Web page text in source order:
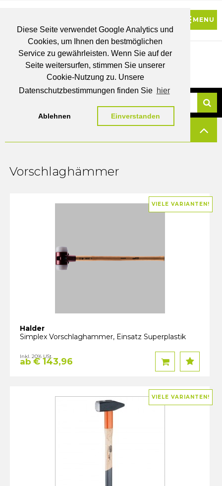
Diese Seite verwendet Google Analytics und
Cookies, um Ihnen den bestmöglichen
Service zu gewährleisten. Wenn Sie auf der
Seite weitersurfen, stimmen Sie unserer
Cookie-Nutzung zu. Unsere
Datenschutzbestimmungen finden Sie hier
Ablehnen Einverstanden
BRUTTO
PREISE
MEIN
WUNSCHLISTE
Vorschlaghämmer
Halder
Simplex Vorschlaghammer, Einsatz Superplastik
ab € 143,96
Inkl. 20% USt.
VIELE VARIANTEN!
VIELE VARIANTEN!